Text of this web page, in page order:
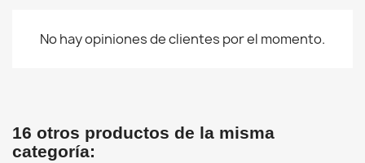
No hay opiniones de clientes por el momento.
16 otros productos de la misma
categoría: